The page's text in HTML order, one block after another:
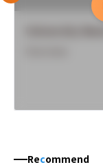
Recommend